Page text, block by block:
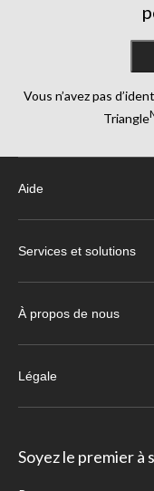
Vous n’avez pas
Triangle
Aide
Services et solutions
À propos de nous
Légale
Soyez le premier à